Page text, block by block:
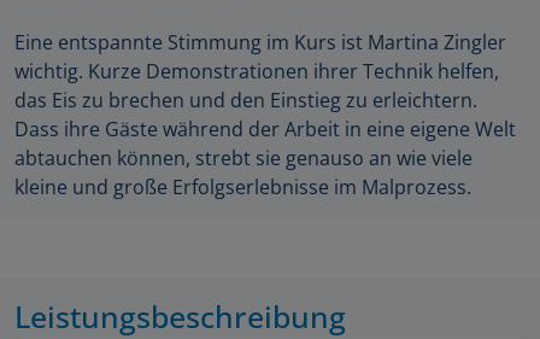
Eine entspannte Stimmung im Kurs ist Martina Zingler
wichtig. Kurze Demonstrationen ihrer Technik helfen,
das Eis zu brechen und den Einstieg zu erleichtern.
Dass ihre Gäste während der Arbeit in eine eigene Welt
abtauchen können, strebt sie genauso an wie viele
kleine und große Erfolgserlebnisse im Malprozess.
Leistungsbeschreibung